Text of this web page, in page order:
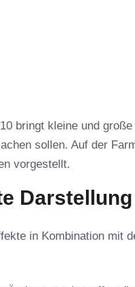
bringt kleine und
sollen. Auf der
vorgestellt.
in Kombination mit